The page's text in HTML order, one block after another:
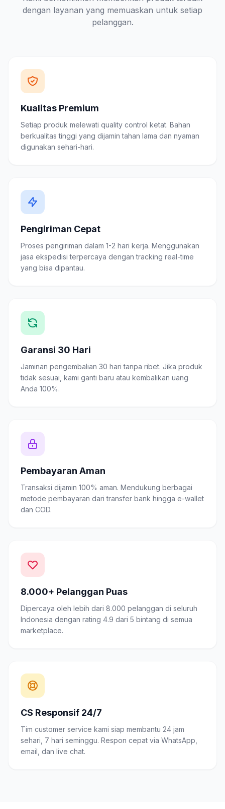
dengan layanan yang memuaskan untuk setiap
pelanggan.
Kualitas Premium
Setiap produk melewati quality control ketat. Bahan
berkualitas tinggi yang dijamin tahan lama dan nyaman
digunakan sehari-hari.
Pengiriman Cepat
Proses pengiriman dalam 1-2 hari kerja. Menggunakan
jasa ekspedisi terpercaya dengan tracking real-time
yang bisa dipantau.
Garansi 30 Hari
Jaminan pengembalian 30 hari tanpa ribet. Jika produk
tidak sesuai, kami ganti baru atau kembalikan uang
Anda 100%.
Pembayaran Aman
Transaksi dijamin 100% aman. Mendukung berbagai
metode pembayaran dari transfer bank hingga e-wallet
dan COD.
8.000+ Pelanggan Puas
Dipercaya oleh lebih dari 8.000 pelanggan di seluruh
Indonesia dengan rating 4.9 dari 5 bintang di semua
marketplace.
CS Responsif 24/7
Tim customer service kami siap membantu 24 jam
sehari, 7 hari seminggu. Respon cepat via WhatsApp,
email, dan live chat.